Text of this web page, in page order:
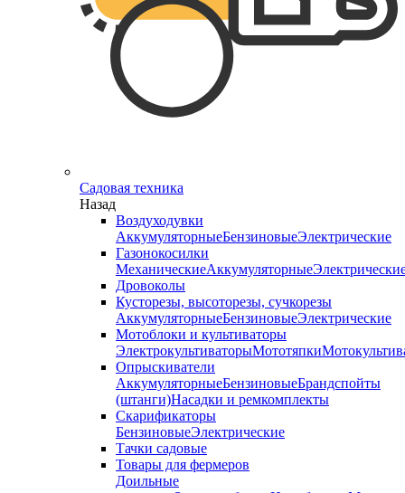
Садовая техника
Назад
Воздуходувки
АккумуляторныеБензиновыеЭлектрические
Газонокосилки
МеханическиеАккумуляторные
Дровоколы
Кусторезы, высоторезы, сучкорезы
АккумуляторныеБензиновыеЭлектрические
Мотоблоки и культиваторы
ЭлектрокультиваторыМототяпки
Опрыскиватели
АккумуляторныеБензиновыеБрандспойты
(штанги)Насадки и ремкомплекты
Скарификаторы
БензиновыеЭлектрические
Тачки садовые
Товары для фермеров
Доильные